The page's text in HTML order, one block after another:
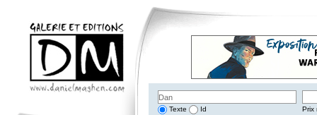
Texte Id Prix